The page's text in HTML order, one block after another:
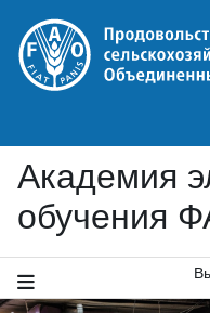
Перейти к основному
Академия
обучения